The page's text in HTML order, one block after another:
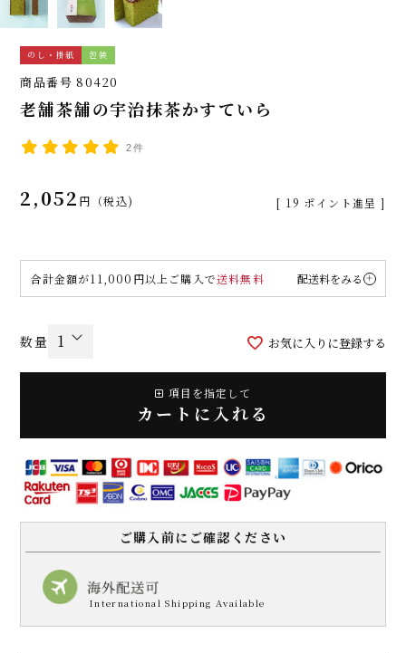
のし・掛紙 包装
商品番号 80420
老舗茶舗の宇治抹茶かすていら
2件
2,052 税込 [ 19 ポイント進呈 ]
合計金額が11,000円以上ご購入で送料無料 配送料をみる
お気に入りに登録する
項目を指定して
カートに入れる
ご購入前にご確認ください